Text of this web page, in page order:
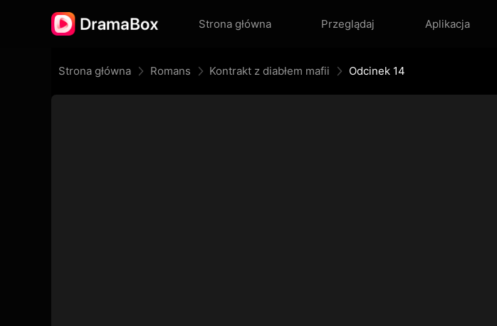
Strona główna Przeglądaj Aplikacja
Strona główna Romans Kontrakt z diabłem mafii Odcinek 14